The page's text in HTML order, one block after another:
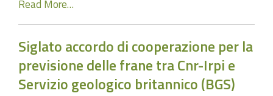
Read More…
Siglato accordo di cooperazione per la
previsione delle frane tra Cnr-Irpi e
Servizio geologico britannico (BGS)